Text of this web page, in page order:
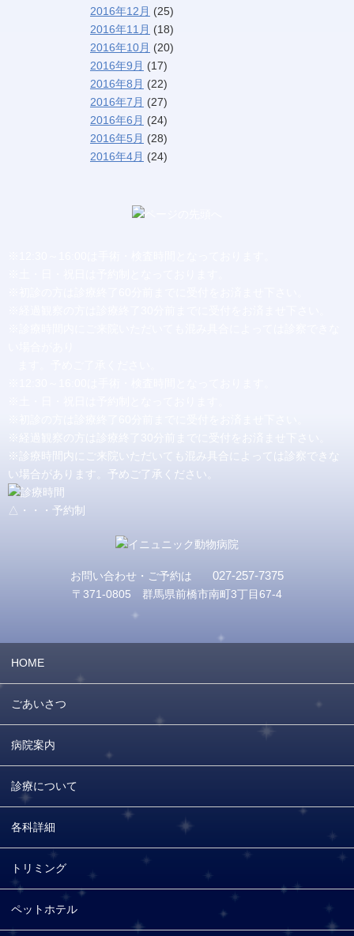
2016年12月 (25)
2016年11月 (18)
2016年10月 (20)
2016年9月 (17)
2016年8月 (22)
2016年7月 (27)
2016年6月 (24)
2016年5月 (28)
2016年4月 (24)
※診療時間内にご来院いただいても混み具合によっては診察できな
い場合があります。予めご了承ください。
△・・・予約制
お問い合わせ・ご予約は 027-257-7375
〒371-0805 群馬県前橋市南町3丁目67-4
HOME
ごあいさつ
病院案内
診療について
各科詳細
トリミング
ペットホテル